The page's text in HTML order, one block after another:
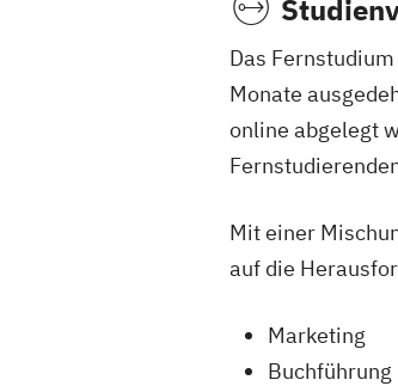
Das
Monate
online abgelegt
Mit einer
auf die
Marketing